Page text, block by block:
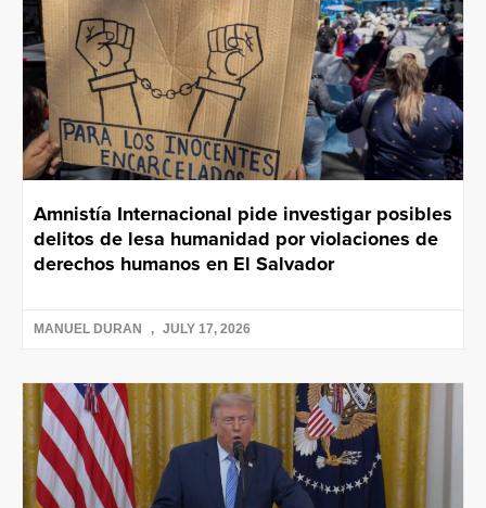
Amnistía Internacional pide investigar posibles
delitos de lesa humanidad por violaciones de
derechos humanos en El Salvador
MANUEL DURAN JULY 17, 2026